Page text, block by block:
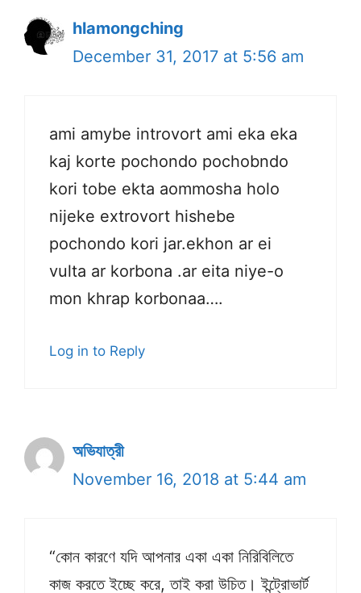
hlamongching
December 31, 2017 at 5:56 am
ami amybe introvort ami eka eka
kaj korte pochondo pochobndo
kori tobe ekta aommosha holo
nijeke extrovort hishebe
pochondo kori jar.ekhon ar ei
vulta ar korbona .ar eita niye-o
mon khrap korbonaa….
Log in to Reply
অভিযাত্রী
November 16, 2018 at 5:44 am
“কোন কারণে যদি আপনার একা একা নিরিবিলিতে
কাজ করতে ইচ্ছে করে, তাই করা উচিত। ইন্ট্রোভার্ট